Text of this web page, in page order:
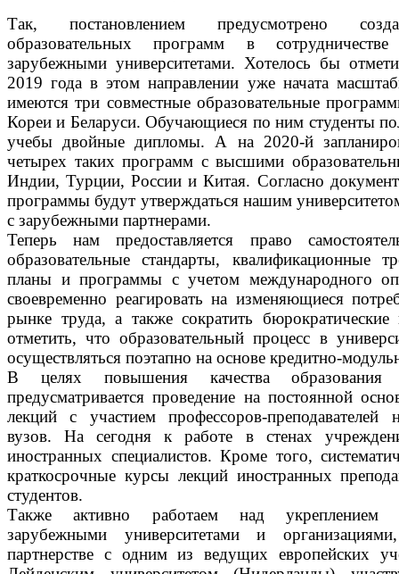
Так, постановлением предусмотрено
образовательных программ в
зарубежными университетами. Хотелось бы
2019 года в этом направлении уже начата
имеются три совместные образовательные
Кореи и Беларуси. Обучающиеся по ним студенты
учебы двойные дипломы. А на 2020-й
четырех таких программ с высшими
Индии, Турции, России и Китая. Согласно
программы будут утверждаться нашим
с зарубежными партнерами.
Теперь нам предоставляется право
образовательные стандарты, квалификационные
планы и программы с учетом международного
своевременно реагировать на изменяющиеся
рынке труда, а также сократить
отметить, что образовательный процесс в
осуществляться поэтапно на основе кредитно-
В целях повышения качества образования
предусматривается проведение на постоянной
лекций с участием профессоров-преподавателей
вузов. На сегодня к работе в стенах
иностранных специалистов. Кроме того,
краткосрочные курсы лекций иностранных
студентов.
Также активно работаем над укреплением
зарубежными университетами и
партнерстве с одним из ведущих европейских